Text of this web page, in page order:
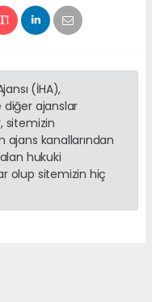
(İHA),
diğer ajanslar
sitemizin
kanallarından
hukuki
olup sitemizin hiç